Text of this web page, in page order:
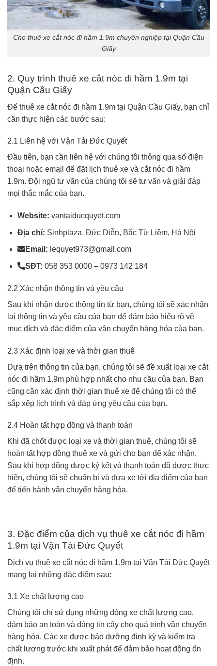
Cho thuê xe cắt nóc đi hầm 1.9m chuyên nghiệp tại Quận Cầu
Giấy
2. Quy trình thuê xe cắt nóc đi hầm 1.9m tại
Quận Cầu Giấy
Để thuê xe cắt nóc đi hầm 1.9m tại Quận Cầu Giấy, bạn chỉ
cần thực hiện các bước sau:
2.1 Liên hệ với Vận Tải Đức Quyết
Đầu tiên, bạn cần liên hệ với chúng tôi thông qua số điện
thoại hoặc email để đặt lịch thuê xe và cắt nóc đi hầm
1.9m. Đội ngũ tư vấn của chúng tôi sẽ tư vấn và giải đáp
mọi thắc mắc của bạn.
Website: vantaiducquyet.com
Địa chỉ: Sinhplaza, Đức Diễn, Bắc Từ Liêm, Hà Nội
Email: lequyet973@gmail.com
SĐT: 058 353 0000 – 0973 142 184
2.2 Xác nhận thông tin và yêu cầu
Sau khi nhận được thông tin từ bạn, chúng tôi sẽ xác nhận
lại thông tin và yêu cầu của bạn để đảm bảo hiểu rõ về
mục đích và đặc điểm của vận chuyển hàng hóa của bạn.
2.3 Xác định loại xe và thời gian thuê
Dựa trên thông tin của bạn, chúng tôi sẽ đề xuất loại xe cắt
nóc đi hầm 1.9m phù hợp nhất cho nhu cầu của bạn. Bạn
cũng cần xác định thời gian thuê xe để chúng tôi có thể
sắp xếp lịch trình và đáp ứng yêu cầu của bạn.
2.4 Hoàn tất hợp đồng và thanh toán
Khi đã chốt được loại xe và thời gian thuê, chúng tôi sẽ
hoàn tất hợp đồng thuê xe và gửi cho bạn để xác nhận.
Sau khi hợp đồng được ký kết và thanh toán đã được thực
hiện, chúng tôi sẽ chuẩn bị và đưa xe tới địa điểm của bạn
để tiến hành vận chuyển hàng hóa.
3. Đặc điểm của dịch vụ thuê xe cắt nóc đi hầm
1.9m tại Vận Tải Đức Quyết
Dịch vụ thuê xe cắt nóc đi hầm 1.9m tại Vận Tải Đức Quyết
mang lại những đặc điểm sau:
3.1 Xe chất lượng cao
Chúng tôi chỉ sử dụng những dòng xe chất lượng cao,
đảm bảo an toàn và đáng tin cậy cho quá trình vận chuyển
hàng hóa. Các xe được bảo dưỡng định kỳ và kiểm tra
chất lượng trước khi xuất phát để đảm bảo hoạt động ổn
định.